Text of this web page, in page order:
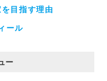
目指す理由
ール
ー